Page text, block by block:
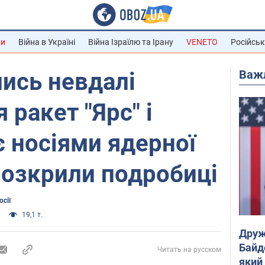
Війна в Україні Війна Ізраїлю та Ірану VENETO
невдалі
"Ярс" і
носіями ядерної
подробиці
19,1 т.
Читать на русском
який